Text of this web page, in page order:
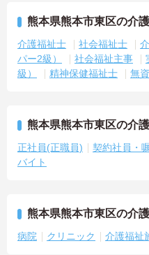
熊本県熊本市東区の介
介護福祉士 社会福祉士
パー2級）
社会福祉主事
級）
精神保健福祉士 無
熊本県熊本市東区の介
正社員(正職員) 契約社員・
バイト
熊本県熊本市東区の介
病院 クリニック 介護福祉